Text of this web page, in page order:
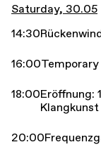
Saturday, 30.05
14:30
16:00
18:00Eröffnung:
Klangkunst
20:00